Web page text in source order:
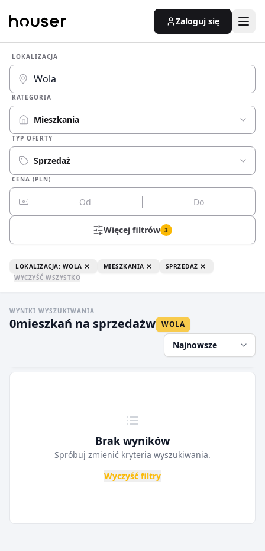
Zaloguj się
LOKALIZACJA
KATEGORIA
Mieszkania
TYP OFERTY
Sprzedaż
CENA (PLN)
Więcej filtrów 3
LOKALIZACJA: WOLA MIESZKANIA
SPRZEDAŻ
WYCZYŚĆ WSZYSTKO
WYNIKI WYSZUKIWANIA
0mieszkań na sprzedażw WOLA
Najnowsze
Brak wyników
Spróbuj zmienić kryteria wyszukiwania.
Wyczyść filtry